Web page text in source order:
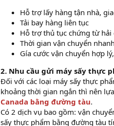
Hỗ trợ lấy hàng tận nhà,
Tải bay hàng liên tục
Hỗ trợ thủ tục chứng từ hải
Thời gian vận chuyển
Gía cước vận chuyển hợp
2. Nhu cầu gửi máy sấy thực
Đối với các loại máy sấy thực
khoảng thời gian ngắn thì nên
Canada bằng đường tàu.
Có 2 dịch vụ bao gồm: vận
sấy thực phẩm bằng đường tàu